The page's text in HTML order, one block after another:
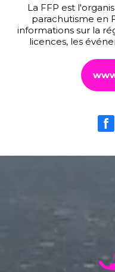
La FFP est
parachutisme en
informations sur la
licences, les